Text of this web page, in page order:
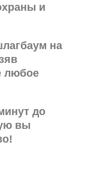
и
на
любое
до
вы